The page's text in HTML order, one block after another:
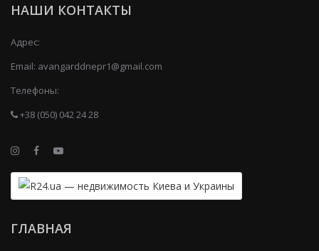
НАШИ КОНТАКТЫ
Адрес:
Email: avangarddnepr1@gmail.com
Телефоны:
+38 (050) 042 24 28
ГЛАВНАЯ